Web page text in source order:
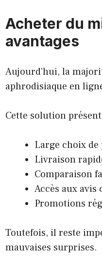
Acheter du
avantages
Aujourd’hui, la
aphrodisiaque en
Cette solution
Large choix
Livraison
Comparaison
Accès aux avis
Promotions
Toutefois, il reste
mauvaises surprises.